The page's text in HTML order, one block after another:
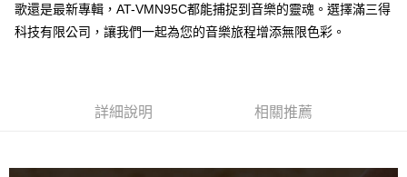
歌還是最新專輯，AT-VMN95C都能捕捉到音樂的靈魂。選擇滿三得
科技有限公司，讓我們一起為您的音樂旅程增添無限色彩。
詳細說明 相關推薦